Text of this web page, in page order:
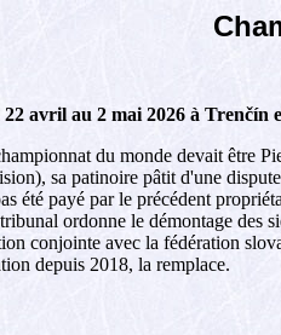
avril au 2 mai 2026 à Trenčín
du monde devait être
sa patinoire pâtit d'une
été payé par le précédent
ordonne le démontage des
conjointe avec la fédération
depuis 2018, la remplace.